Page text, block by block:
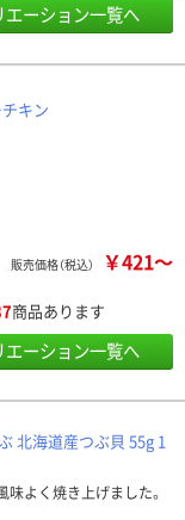
エーション一覧へ
キン
販売価格（税込） ￥421～
商品あります
エーション一覧へ
北海道産つぶ貝 55g 1
よく焼き上げました。